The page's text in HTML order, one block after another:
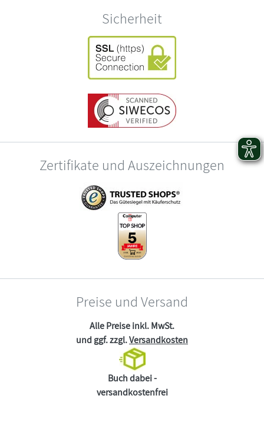
Sicherheit
Zertifikate und Auszeichnungen
Preise und Versand
Alle Preise inkl. MwSt.
und ggf. zzgl.Versandkosten
Buch dabei -
versandkostenfrei